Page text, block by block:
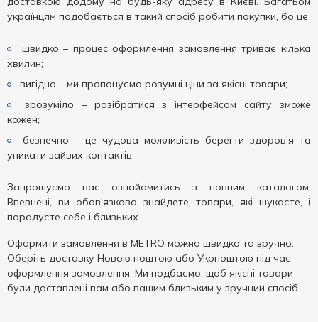
українцям подобається в такий спосіб робити покупки, бо це:
швидко – процес оформлення замовлення триває кілька
хвилин;
вигідно – ми пропонуємо розумні ціни за якісні товари;
зрозуміло – розібратися з інтерфейсом сайту зможе
кожен;
безпечно – це чудова можливість берегти здоров'я та
уникати зайвих контактів.
Запрошуємо вас ознайомитись з повним каталогом.
Впевнені, ви обов'язково знайдете товари, які шукаєте, і
порадуєте себе і близьких.
Оформити замовлення в METRO можна швидко та зручно.
Оберіть доставку Новою поштою або Укрпоштою під час
оформлення замовлення. Ми подбаємо, щоб якісні товари
були доставлені вам або вашим близьким у зручний спосіб.